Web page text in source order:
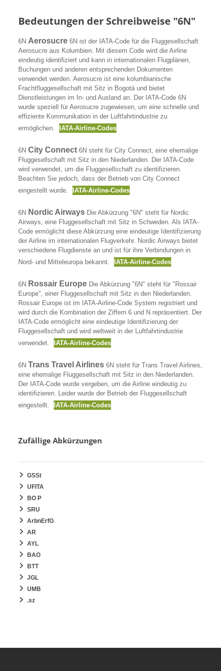
Bedeutungen der Schreibweise "6N"
6NAerosucre 6N ist der IATA-Code für die Fluggesellschaft
Aerosucre aus Kolumbien. Mit diesem Code wird die Airline
eindeutig identifiziert und kann in internationalen Flugplänen,
Buchungen und anderen entsprechenden Dokumenten
verwendet werden. Aerosucre ist eine kolumbianische
Frachtfluggesellschaft mit Sitz in Bogotá und bietet
Dienstleistungen im In- und Ausland an. Der IATA-Code 6N
wurde speziell für Aerosucre zugewiesen, um eine schnelle und
effiziente Kommunikation in der Luftfahrtindustrie zu
ermöglichen.
IATA-Airline-Codes
6NCity Connect 6N steht für City Connect, eine ehemalige
Fluggesellschaft mit Sitz in den Niederlanden. Der IATA-Code
wird verwendet, um die Fluggesellschaft zu identifizieren.
Beachten Sie jedoch, dass der Betrieb von City Connect
eingestellt wurde.
IATA-Airline-Codes
6N Nordic Airways Die Abkürzung "6N" steht für Nordic
Airways, eine Fluggesellschaft mit Sitz in Schweden. Als IATA-
Code ermöglicht diese Abkürzung eine eindeutige Identifizierung
der Airline im internationalen Flugverkehr. Nordic Airways bietet
verschiedene Flugdienste an und ist für ihre Verbindungen in
Nord- und Mitteleuropa bekannt.
IATA-Airline-Codes
6N Rossair Europe Die Abkürzung "6N" steht für "Rossair
Europe", einer Fluggesellschaft mit Sitz in den Niederlanden.
Rossair Europe ist im IATA-Airline-Code System registriert und
wird durch die Kombination der Ziffern 6 und N repräsentiert. Der
IATA-Code ermöglicht eine eindeutige Identifizierung der
Fluggesellschaft und wird weltweit in der Luftfahrtindustrie
verwendet.
IATA-Airline-Codes
6N Trans Travel Airlines 6N steht für Trans Travel Airlines,
eine ehemalige Fluggesellschaft mit Sitz in den Niederlanden.
Der IATA-Code wurde vergeben, um die Airline eindeutig zu
identifizieren. Leider wurde der Betrieb der Fluggesellschaft
eingestellt.
IATA-Airline-Codes
Zufällige Abkürzungen
GSSt
UFITA
BO P
SRU
ArbnErfG
AR
AYL
BAO
BTT
JGL
UMB
.sz